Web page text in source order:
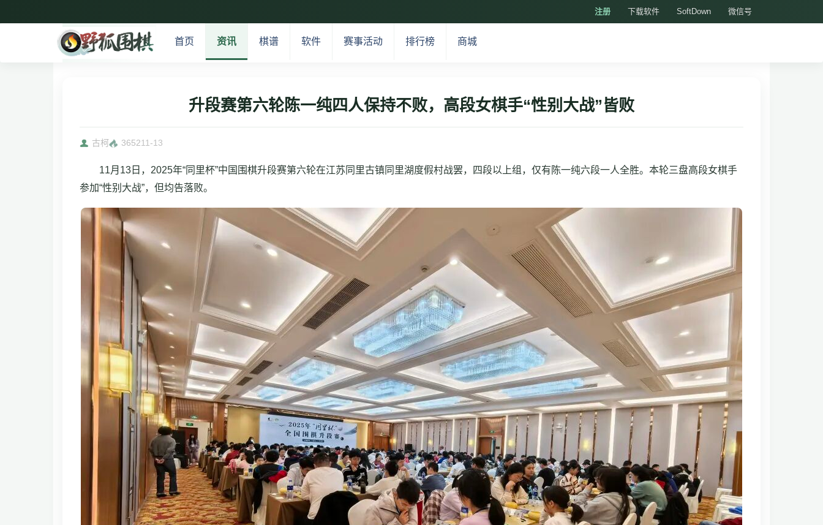
注册 下载软件 SoftDown 微信号
首页 资讯 棋谱 软件 赛事活动 排行榜 商城
升段赛第六轮陈一纯四人保持不败，高段女棋手“性别大战”皆败
古柯 365211-13
11月13日，2025年“同里杯”中国围棋升段赛第六轮在江苏同里古镇同里湖度假村战罢，四段以上组，仅有陈一纯六段一人全胜。本轮三盘高段女棋手
参加“性别大战”，但均告落败。